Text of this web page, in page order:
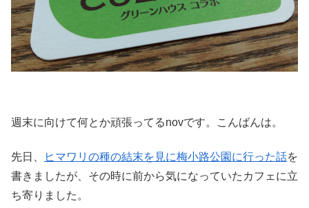
週末に向けて何とか頑張ってるnovです。こんばんは。
先日、 ヒマワリの種の結末を見に梅小路公園に行った話を
書きましたが、その時に前から気になっていたカフェに立
ち寄りました。